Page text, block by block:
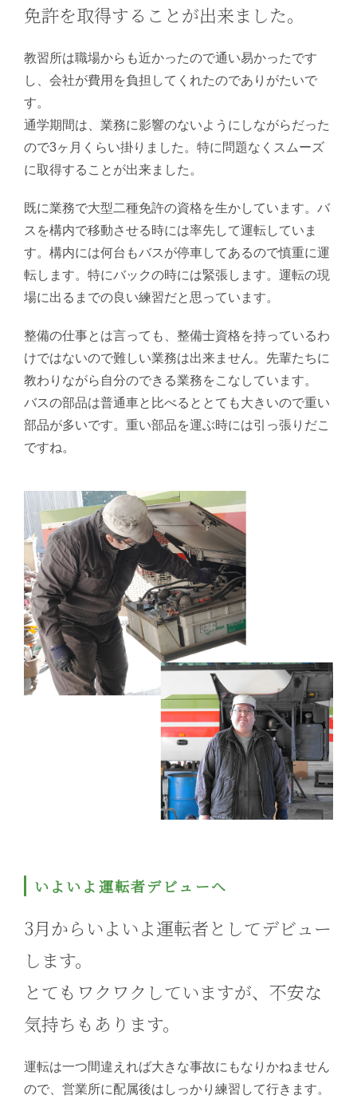
免許を取得することが出来ました。
教習所は職場からも近かったので通い易かったです
し、会社が費用を負担してくれたのでありがたいで
す。
通学期間は、業務に影響のないようにしながらだった
ので3ヶ月くらい掛りました。特に問題なくスムーズ
に取得することが出来ました。
既に業務で大型二種免許の資格を生かしています。バ
スを構内で移動させる時には率先して運転していま
す。構内には何台もバスが停車してあるので慎重に運
転します。特にバックの時には緊張します。運転の現
場に出るまでの良い練習だと思っています。
整備の仕事とは言っても、整備士資格を持っているわ
けではないので難しい業務は出来ません。先輩たちに
教わりながら自分のできる業務をこなしています。
バスの部品は普通車と比べるととても大きいので重い
部品が多いです。重い部品を運ぶ時には引っ張りだこ
ですね。
いよいよ運転者デビューへ
3月からいよいよ運転者としてデビュー
します。
とてもワクワクしていますが、不安な
気持ちもあります。
運転は一つ間違えれば大きな事故にもなりかねません
ので、営業所に配属後はしっかり練習して行きます。